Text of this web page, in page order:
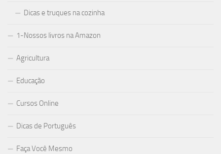
Dicas e truques na cozinha
1-Nossos livros na Amazon
Agricultura
Educação
Cursos Online
Dicas de Português
Faça Você Mesmo